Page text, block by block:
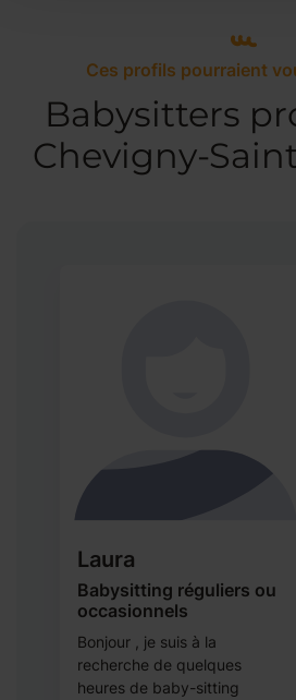
Ces profils pourraient
Babysitters
Chevigny-
Laura
Babysitting réguliers ou
occasionnels
Bonjour , je suis à la
recherche de quelques
heures de baby-sitting